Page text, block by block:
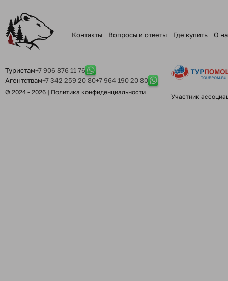
Контакты Вопросы и ответы Где купить О
Туристам+7 906 876 11 76
Агентствам+7 342 259 20 80+7 964 190 20 80
© 2024 - 2026 | Политика конфиденциальности
Участник